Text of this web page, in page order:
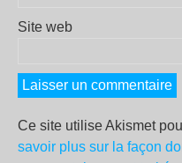
Site web
Ce site utilise Akismet
savoir plus sur la façon